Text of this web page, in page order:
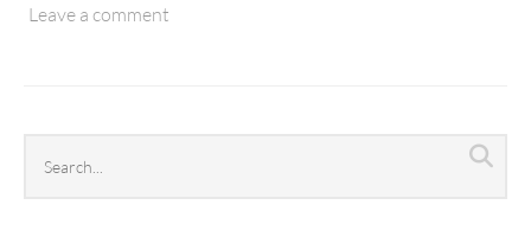
Leave a comment
archives